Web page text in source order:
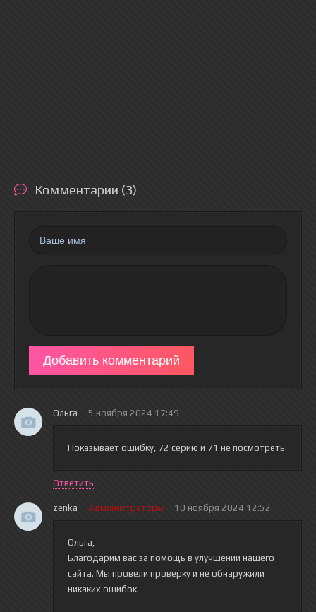
Комментарии (3)
Добавить комментарий
Ольга 5 ноября 2024 17:49
Показывает ошибку, 72 серию и 71 не посмотреть
Ответить
zenka Администраторы 10 ноября 2024 12:52
Ольга,
Благодарим вас за помощь в улучшении нашего
сайта. Мы провели проверку и не обнаружили
никаких ошибок.